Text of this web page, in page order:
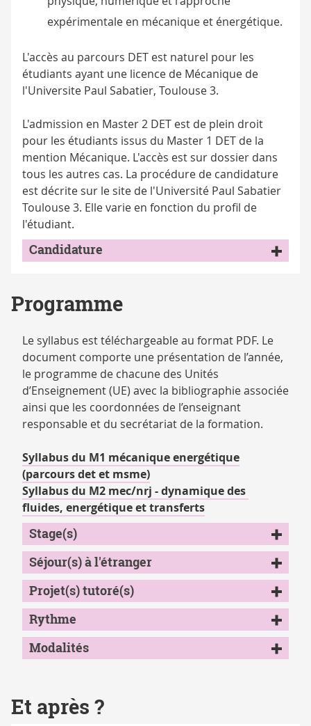
expérimentale en mécanique et énergétique.
L'accès au parcours DET est naturel pour les
étudiants ayant une licence de Mécanique de
l'Universite Paul Sabatier, Toulouse 3.
L'admission en Master 2 DET est de plein droit
pour les étudiants issus du Master 1 DET de la
mention Mécanique. L'accès est sur dossier dans
tous les autres cas. La procédure de candidature
est décrite sur le site de l'Université Paul Sabatier
Toulouse 3. Elle varie en fonction du profil de
l'étudiant.
Candidature
Programme
Le syllabus est téléchargeable au format PDF. Le
document comporte une présentation de l’année,
le programme de chacune des Unités
d’Enseignement (UE) avec la bibliographie associée
ainsi que les coordonnées de l’enseignant
responsable et du secrétariat de la formation.
Syllabus du M1 mécanique energétique
(parcours det et msme)
Syllabus du M2 mec/nrj - dynamique des
fluides, energétique et transferts
Stage(s)
Séjour(s) à l'étranger
Projet(s) tutoré(s)
Rythme
Modalités
Et après ?